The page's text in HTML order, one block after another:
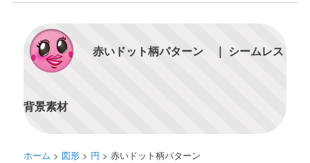
赤いドット柄パターン ｜ シームレス
背景素材
ホーム > 図形 > 円 >赤いドット柄パターン